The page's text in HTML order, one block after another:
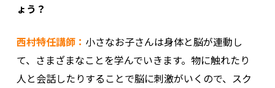
ょう？
西村特任講師： 小さなお子さんは身体と脳が連動し
て、さまざまなことを学んでいきます。物に触れたり
人と会話したりすることで脳に刺激がいくので、スク